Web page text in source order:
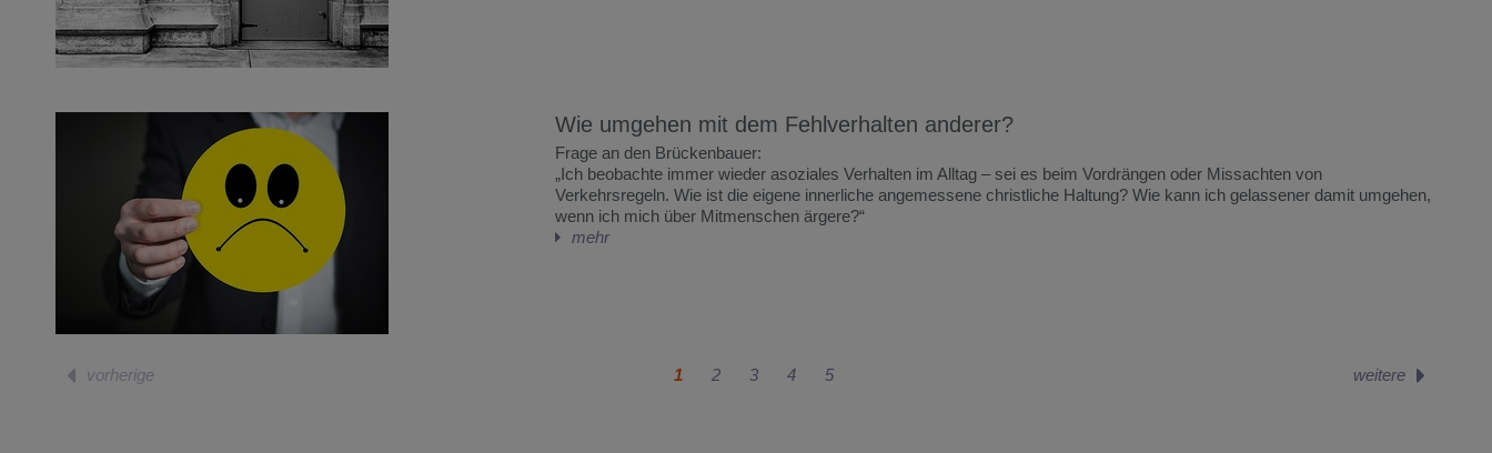
Wie umgehen mit dem Fehlverhalten anderer?
Frage an den Brückenbauer:
„Ich beobachte immer wieder asoziales Verhalten im Alltag – sei es beim Vordrängen oder Missachten von
Verkehrsregeln. Wie ist die eigene innerliche angemessene christliche Haltung? Wie kann ich gelassener damit umgehen,
wenn ich mich über Mitmenschen ärgere?“
mehr
1 2 3 4 5